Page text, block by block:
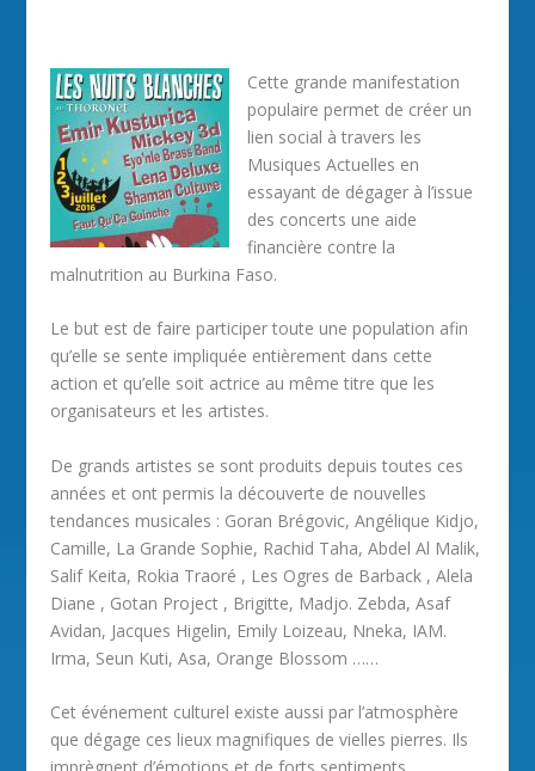
Cette grande manifestation
populaire permet de créer un
lien social à travers les
Musiques Actuelles en
essayant de dégager à l’issue
des concerts une aide
financière contre la
malnutrition au Burkina Faso.
Le but est de faire participer toute une population afin
qu’elle se sente impliquée entièrement dans cette
action et qu’elle soit actrice au même titre que les
organisateurs et les artistes.
De grands artistes se sont produits depuis toutes ces
années et ont permis la découverte de nouvelles
tendances musicales : Goran Brégovic, Angélique Kidjo,
Camille, La Grande Sophie, Rachid Taha, Abdel Al Malik,
Salif Keita, Rokia Traoré , Les Ogres de Barback , Alela
Diane , Gotan Project , Brigitte, Madjo. Zebda, Asaf
Avidan, Jacques Higelin, Emily Loizeau, Nneka, IAM.
Irma, Seun Kuti, Asa, Orange Blossom ……
Cet événement culturel existe aussi par l’atmosphère
que dégage ces lieux magnifiques de vielles pierres. Ils